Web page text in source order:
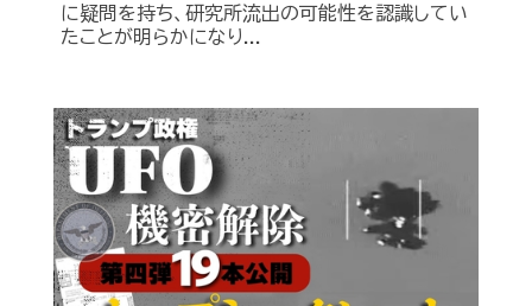
に疑問を持ち、研究所流出の可能性を認識してい
たことが明らかになり...